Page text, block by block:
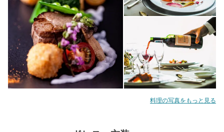
料理の写真をもっと見る